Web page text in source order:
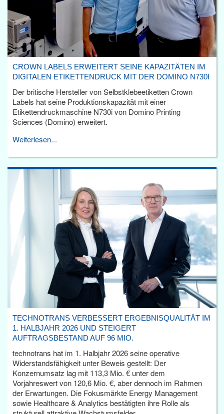
CROWN LABELS ERWEITERT SEINE KAPAZITÄTEN IM
DIGITALEN ETIKETTENDRUCK MIT DER DOMINO N730I
Der britische Hersteller von Selbstklebeetiketten Crown
Labels hat seine Produktionskapazität mit einer
Etikettendruckmaschine N730i von Domino Printing
Sciences (Domino) erweitert.
Weiterlesen...
TECHNOTRANS VERBESSERT ERGEBNISQUALITÄT IM
1. HALBJAHR 2026 UND STEIGERT
AUFTRAGSBESTAND AUF 96 MIO.
technotrans hat im 1. Halbjahr 2026 seine operative
Widerstandsfähigkeit unter Beweis gestellt: Der
Konzernumsatz lag mit 113,3 Mio. € unter dem
Vorjahreswert von 120,6 Mio. €, aber dennoch im Rahmen
der Erwartungen. Die Fokusmärkte Energy Management
sowie Healthcare & Analytics bestätigten ihre Rolle als